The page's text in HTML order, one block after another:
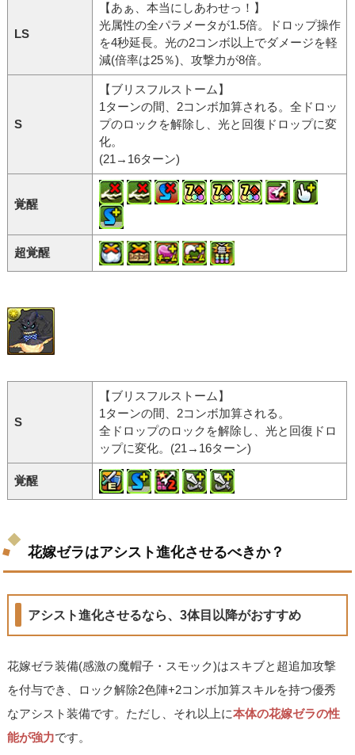
LS
【あぁ、本当にしあわせっ！】
光属性の全パラメータが1.5倍。ドロップ操作
を4秒延長。光の2コンボ以上でダメージを軽
減(倍率は25％)、攻撃力が8倍。
S
【ブリスフルストーム】
1ターンの間、2コンボ加算される。全ドロッ
プのロックを解除し、光と回復ドロップに変
化。
(21→16ターン)
覚醒
超覚醒
S
【ブリスフルストーム】
1ターンの間、2コンボ加算される。
全ドロップのロックを解除し、光と回復ドロ
ップに変化。(21→16ターン)
覚醒
花嫁ゼラはアシスト進化させるべきか？
アシスト進化させるなら、3体目以降がおすすめ
花嫁ゼラ装備(感激の魔帽子・スモック)はスキブと超追加攻撃
を付与でき、ロック解除2色陣+2コンボ加算スキルを持つ優秀
なアシスト装備です。ただし、それ以上に本体の花嫁ゼラの性
能が強力です。